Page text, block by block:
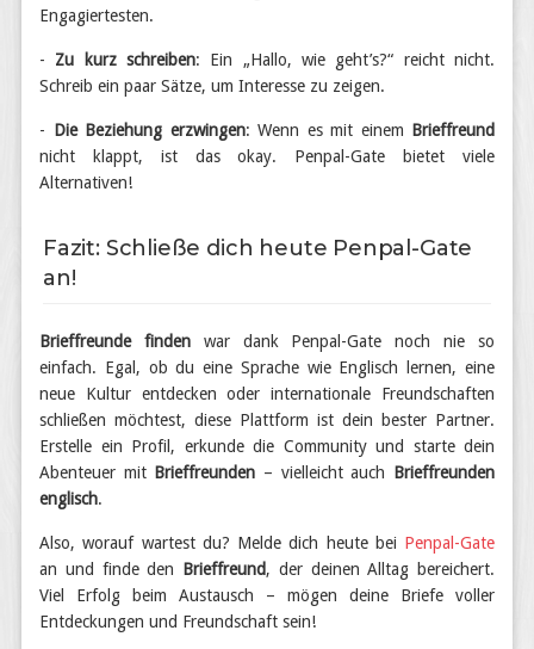
Engagiertesten.
- Zu kurz schreiben: Ein „Hallo, wie geht’s?“ reicht nicht.
Schreib ein paar Sätze, um Interesse zu zeigen.
- Die Beziehung erzwingen: Wenn es mit einem Brieffreund
nicht klappt, ist das okay. Penpal-Gate bietet viele
Alternativen!
Fazit: Schließe dich heute Penpal-Gate
an!
Brieffreunde findenwar dank Penpal-Gate noch nie so
einfach. Egal, ob du eine Sprache wie Englisch lernen, eine
neue Kultur entdecken oder internationale Freundschaften
schließen möchtest, diese Plattform ist dein bester Partner.
Erstelle ein Profil, erkunde die Community und starte dein
Abenteuer mit Brieffreunden – vielleicht auch
Brieffreunden
englisch.
Also, worauf wartest du? Melde dich heute bei Penpal-Gate
an und finde den
Brieffreund, der deinen Alltag bereichert.
Viel Erfolg beim Austausch – mögen deine Briefe voller
Entdeckungen und Freundschaft sein!